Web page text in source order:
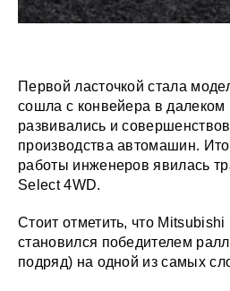
Первой ласточкой стала
сошла с конвейера в далеком
развивались и
производства автомашин.
работы инженеров явилась
Select 4WD.
Стоит отметить, что
становился победителем
подряд) на одной из самых